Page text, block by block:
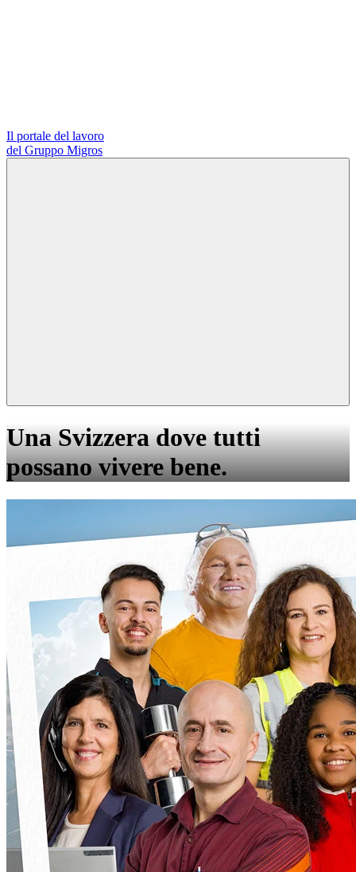
Il portale del lavoro
del Gruppo Migros
Una Svizzera dove tutti
possano vivere bene.